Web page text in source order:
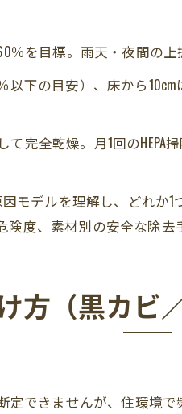
％を目標。雨天・夜間の
以下の目安）、床から
完全乾燥。月1回の
因モデルを理解し、どれ
度、素材別の安全な除
方（黒カビ
定できませんが、住環